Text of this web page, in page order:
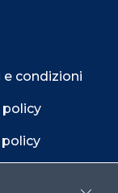
e condizioni
policy